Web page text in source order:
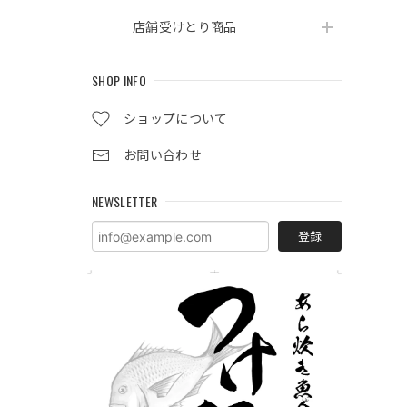
店舗受けとり商品
SHOP INFO
ショップについて
お問い合わせ
NEWSLETTER
登録